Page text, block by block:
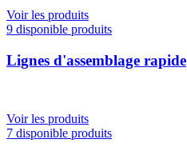
Voir les produits
9 disponible produits
Lignes d'assemblage rapide
Voir les produits
7 disponible produits